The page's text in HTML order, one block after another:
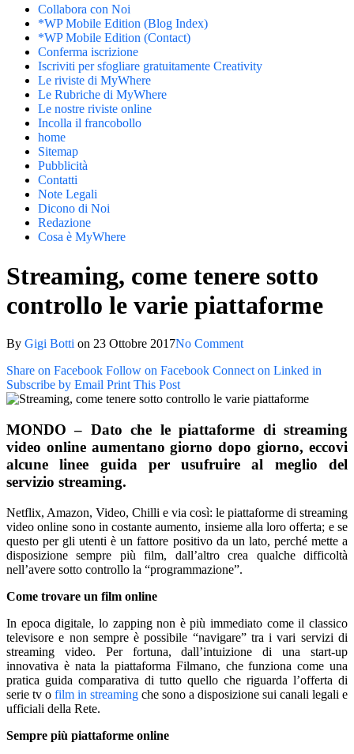
Collabora con Noi
*WP Mobile Edition (Blog Index)
*WP Mobile Edition (Contact)
Conferma iscrizione
Iscriviti per sfogliare gratuitamente Creativity
Le riviste di MyWhere
Le Rubriche di MyWhere
Le nostre riviste online
Incolla il francobollo
home
Sitemap
Pubblicità
Contatti
Note Legali
Dicono di Noi
Redazione
Cosa è MyWhere
Streaming, come tenere sotto
controllo le varie piattaforme
By Gigi Botti on 23 Ottobre 2017No Comment
Share on Facebook Follow on Facebook Connect on Linked in
Subscribe by Email Print This Post
MONDO – Dato che le piattaforme di streaming
video online aumentano giorno dopo giorno, eccovi
alcune linee guida per usufruire al meglio del
servizio streaming.
Netflix, Amazon, Video, Chilli e via così: le piattaforme di streaming
video online sono in costante aumento, insieme alla loro offerta; e se
questo per gli utenti è un fattore positivo da un lato, perché mette a
disposizione sempre più film, dall’altro crea qualche difficoltà
nell’avere sotto controllo la “programmazione”.
Come trovare un film online
In epoca digitale, lo zapping non è più immediato come il classico
televisore e non sempre è possibile “navigare” tra i vari servizi di
streaming video. Per fortuna, dall’intuizione di una start-up
innovativa è nata la piattaforma Filmano, che funziona come una
pratica guida comparativa di tutto quello che riguarda l’offerta di
serie tv o film in streaming che sono a disposizione sui canali legali e
ufficiali della Rete.
Sempre più piattaforme online